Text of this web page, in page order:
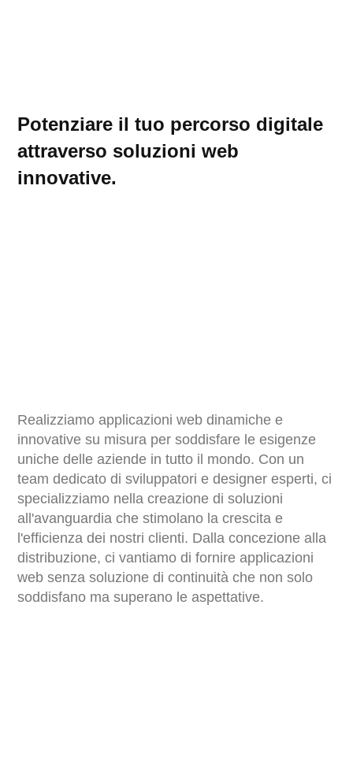
Potenziare il tuo percorso digitale
attraverso soluzioni web
innovative.
Realizziamo applicazioni web dinamiche e
innovative su misura per soddisfare le esigenze
uniche delle aziende in tutto il mondo. Con un
team dedicato di sviluppatori e designer esperti, ci
specializziamo nella creazione di soluzioni
all'avanguardia che stimolano la crescita e
l'efficienza dei nostri clienti. Dalla concezione alla
distribuzione, ci vantiamo di fornire applicazioni
web senza soluzione di continuità che non solo
soddisfano ma superano le aspettative.